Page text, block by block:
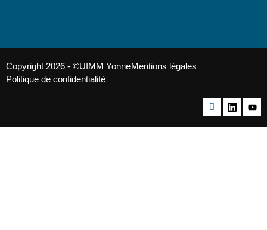
Copyright 2026 - ©UIMM YonneMentions légales
Politique de confidentialité